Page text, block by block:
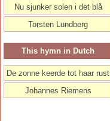
Nu sjunker solen i det blå
Torsten Lundberg
This hymn in Dutch
De zonne keerde tot haar rust
Johannes Riemens